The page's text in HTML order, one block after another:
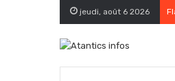
jeudi, août 6 2026